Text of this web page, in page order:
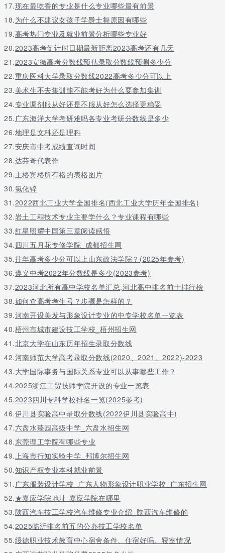
专科学历可以是统招大专、成教、远程、自考等，需要除了需要了
解自主招生学校的办学资质，还需要了解它们的合作院校，以及往
届毕业生的情况，才能够做综合判断。
越好的五年制大专院校进入门槛越高，即使自主招生可能也会要求
学生参加本学校的命题考试或者面试，经过测试才知道结果。
关于更多广东财经大学学院3 2五年制大专分数线预测,怎么样请留
言或者咨询老师
17.现在最吃香的专业是什么专业哪些最有前景
18.为什么不建议女孩子学爵士舞原因有哪些
19.高考热门专业及就业前景分析哪些专业好
20.2023高考倒计时日期最新距离2023高考还有几天
21.2023安徽高考分数线预估录取分数线预测多少分
22.重庆医科大学录取分数线2022高考多少分可以上
23.美术生不去集训能不能考好为什么要参加集训
24.专业调剂服从好还是不服从好怎么选择更稳妥
25.广东海洋大学考研难吗各专业考研分数线是多少
26.地理是文科还是理科
27.安庆市中考成绩查询时间
28.达芬奇代表作
29.主格宾格所有格的表格图片
30.氯化锌
31.2022西北工业大学全国排名(西北工业大学历年全国排名)
32.岩土工程技术专业主要学什么？专业课程有哪些
33.红星照耀中国第三章阅读感悟
34.四川五月花专修学院_成都招生网
35.往年高考多少分可以上山东政法学院？(2025年参考)
36.遵义中考2022年分数线是多少(2023参考)
37.2023河北所有高中学校名单汇总,河北高中排名前十排行榜
38.如何查高考考生号？步骤是怎样的？
39.河南开设美发与形象设计专业的中专学校名单一览表
40.梧州市城市建设技工学校_梧州招生网
41.北京大学在山东历年招生录取分数线
42.河南师范大学高考录取分数线(2020、2021、2022)-2023
43.大学国际事务与国际关系专业可以从事哪些工作？
44.2025浙江工贸技师学院开设的专业一览表
45.2023四川专科学校排名一览(2025参考)
46.伊川县实验高中录取分数线(2022伊川县实验高中)
47.六盘水臻园高级中学_六盘水招生网
48.东莞理工学院有哪些专业
49.上海市行知实验中学_邦博尔招生网
50.知识产权专业本科就业前景
51.广东服装设计学校_广东人物形象设计职业学校_广东招生网
52.★嘉应学院地址-嘉应学院在哪里
53.陕西汽车技工学校汽车维修专业介绍_陕西汽车维修的
54.2025临沂排名前五的公办技工学校名单
55.绥德职业技术教育中心宿舍条件、住宿好吗、寝室情况